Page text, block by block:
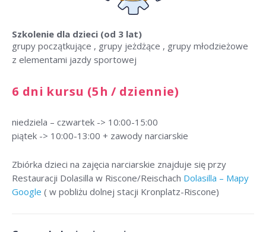
Szkolenie dla dzieci (od 3 lat)
grupy początkujące , grupy jeżdżące , grupy młodzieżowe
z elementami jazdy sportowej
6 dni kursu (5h / dziennie)
niedziela – czwartek -> 10:00-15:00
piątek -> 10:00-13:00 + zawody narciarskie
Zbiórka dzieci na zajęcia narciarskie znajduje się przy
Restauracji Dolasilla w Riscone/Reischach Dolasilla – Mapy
Google ( w pobliżu dolnej stacji Kronplatz-Riscone)